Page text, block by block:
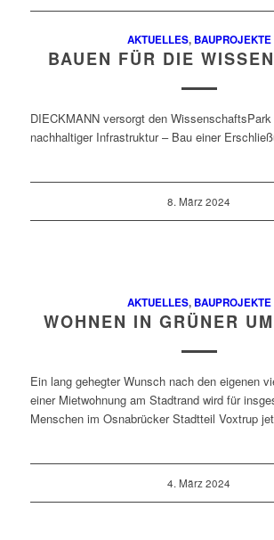
AKTUELLES, BAUPROJEKTE
BAUEN FÜR DIE
DIECKMANN versorgt den
nachhaltiger Infrastruktur – Bau einer
8. März 2024
AKTUELLES, BAUPROJEKTE
WOHNEN IN GRÜNER
Ein lang gehegter Wunsch nach den eigenen
einer Mietwohnung am Stadtrand wird für
Menschen im Osnabrücker Stadtteil Voxtrup
4. März 2024